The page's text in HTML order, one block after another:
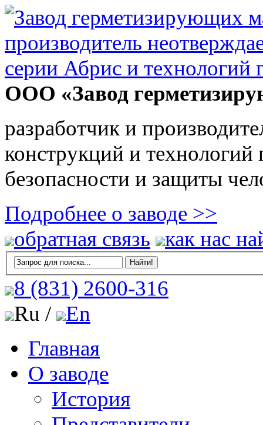
ООО «Завод
разработчик и
конструкций и
безопасности и защиты
Подробнее о заводе >>
обратная связь
как нас
8 (831) 2600-316
Ru /
En
Главная
О заводе
История